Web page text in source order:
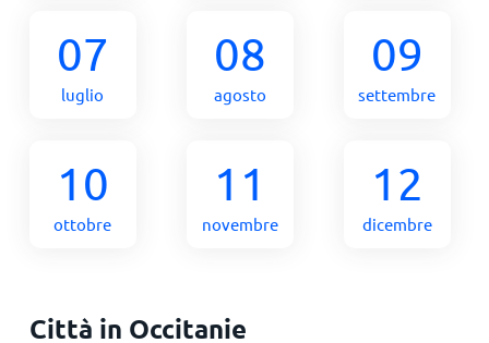
07
luglio
08
agosto
09
settembre
10
ottobre
11
novembre
12
dicembre
Città in Occitanie